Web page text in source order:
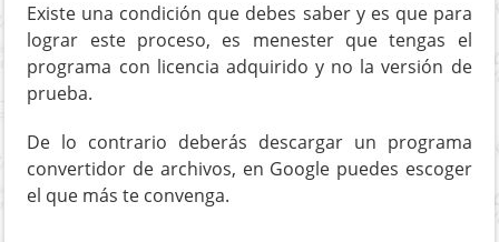
Existe una condición que debes saber y es que para
lograr este proceso, es menester que tengas el
programa con licencia adquirido y no la versión de
prueba.
De lo contrario deberás descargar un programa
convertidor de archivos, en Google puedes escoger
el que más te convenga.